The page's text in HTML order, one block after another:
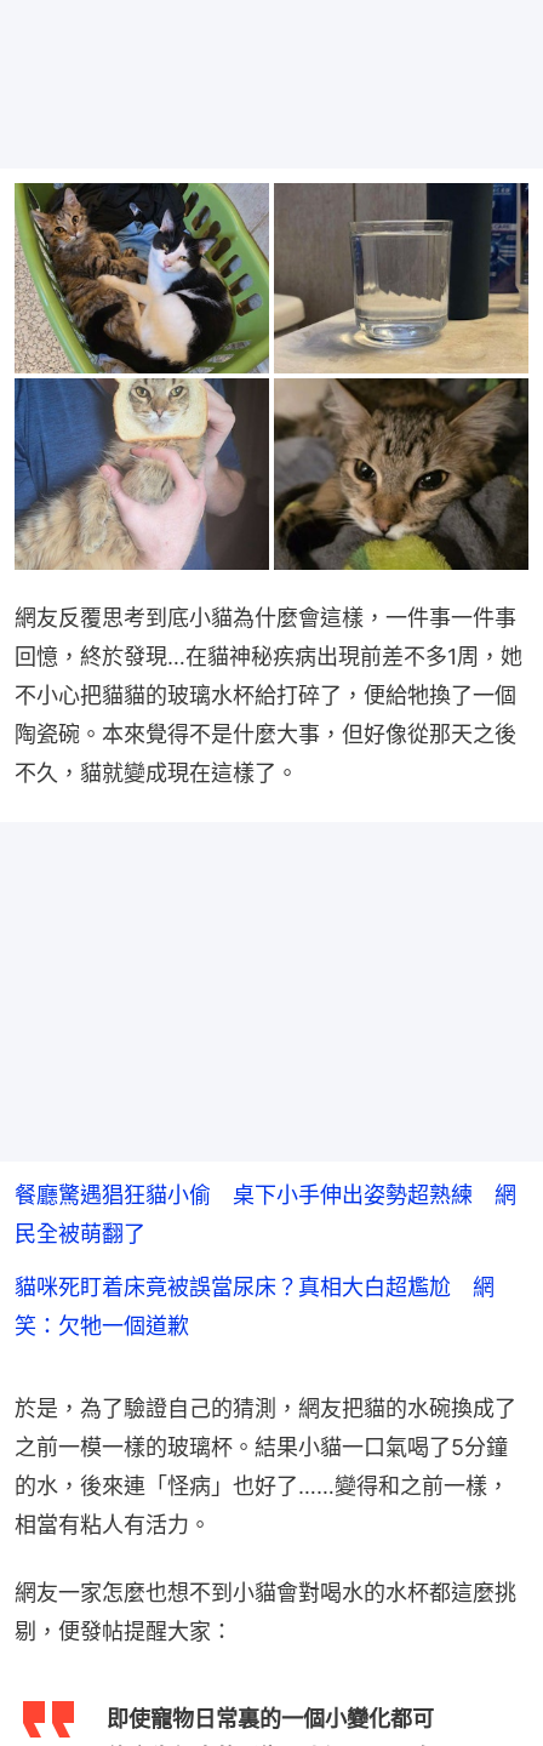
網友反覆思考到底小貓為什麼會這樣，一件事一件事
回憶，終於發現…在貓神秘疾病出現前差不多1周，她
不小心把貓貓的玻璃水杯給打碎了，便給牠換了一個
陶瓷碗。本來覺得不是什麼大事，但好像從那天之後
不久，貓就變成現在這樣了。
餐廳驚遇猖狂貓小偷 桌下小手伸出姿勢超熟練 網
民全被萌翻了
貓咪死盯着床竟被誤當尿床？真相大白超尷尬 網
笑：欠牠一個道歉
於是，為了驗證自己的猜測，網友把貓的水碗換成了
之前一模一樣的玻璃杯。結果小貓一口氣喝了5分鐘
的水，後來連「怪病」也好了……變得和之前一樣，
相當有粘人有活力。
網友一家怎麼也想不到小貓會對喝水的水杯都這麼挑
剔，便發帖提醒大家：
即使寵物日常裏的一個小變化都可